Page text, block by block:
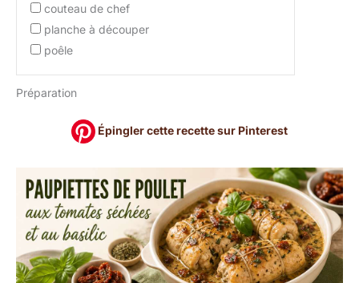
couteau de chef
planche à découper
poêle
Préparation
Épingler cette recette sur Pinterest